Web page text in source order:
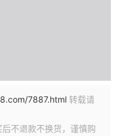
7887.html 转载请
不退款不换货，谨慎购